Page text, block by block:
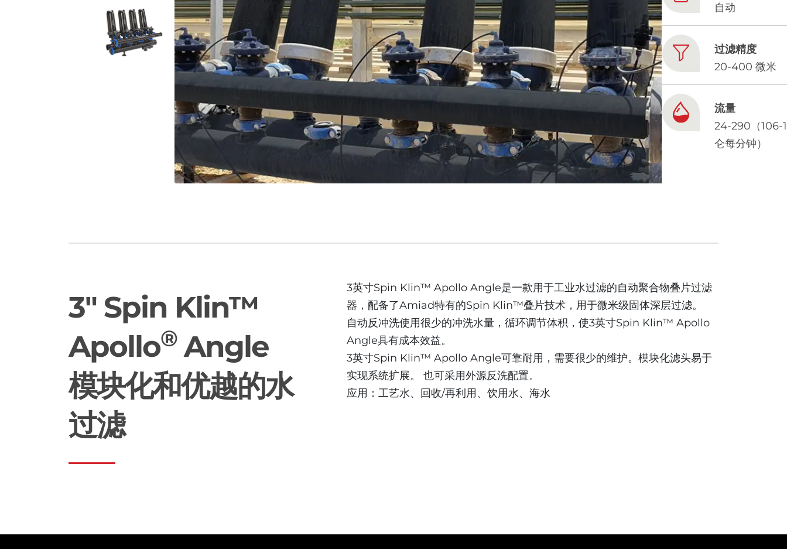
自动
过滤精度
20-400 微米
流量
24-290（106-
仑每分钟）
3" Spin Klin™
Apollo®Angle
模块化和优越的水
过滤
3英寸Spin Klin™ Apollo Angle是一款用于工业水过滤的自动聚合物叠片过滤
器，配备了Amiad特有的Spin Klin™叠片技术，用于微米级固体深层过滤。
自动反冲洗使用很少的冲洗水量，循环调节体积，使3英寸Spin Klin™ Apollo
Angle具有成本效益。
3英寸Spin Klin™ Apollo Angle可靠耐用，需要很少的维护。模块化滤头易于
实现系统扩展。 也可采用外源反洗配置。
应用：工艺水、回收/再利用、饮用水、海水